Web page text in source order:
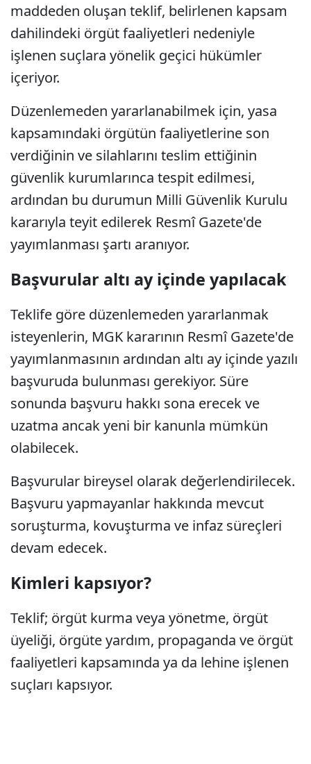
maddeden oluşan teklif, belirlenen kapsam
dahilindeki örgüt faaliyetleri nedeniyle
işlenen suçlara yönelik geçici hükümler
içeriyor.
Düzenlemeden yararlanabilmek için, yasa
kapsamındaki örgütün faaliyetlerine son
verdiğinin ve silahlarını teslim ettiğinin
güvenlik kurumlarınca tespit edilmesi,
ardından bu durumun Milli Güvenlik Kurulu
kararıyla teyit edilerek Resmî Gazete'de
yayımlanması şartı aranıyor.
Başvurular altı ay içinde yapılacak
Teklife göre düzenlemeden yararlanmak
isteyenlerin, MGK kararının Resmî Gazete'de
yayımlanmasının ardından altı ay içinde yazılı
başvuruda bulunması gerekiyor. Süre
sonunda başvuru hakkı sona erecek ve
uzatma ancak yeni bir kanunla mümkün
olabilecek.
Başvurular bireysel olarak değerlendirilecek.
Başvuru yapmayanlar hakkında mevcut
soruşturma, kovuşturma ve infaz süreçleri
devam edecek.
Kimleri kapsıyor?
Teklif; örgüt kurma veya yönetme, örgüt
üyeliği, örgüte yardım, propaganda ve örgüt
faaliyetleri kapsamında ya da lehine işlenen
suçları kapsıyor.